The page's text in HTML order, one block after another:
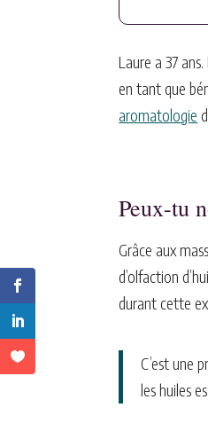
Laure a 37
en tant que
aromatologie
Peux-tu
Grâce aux
d’olfaction
durant cette
C’est une
les huiles